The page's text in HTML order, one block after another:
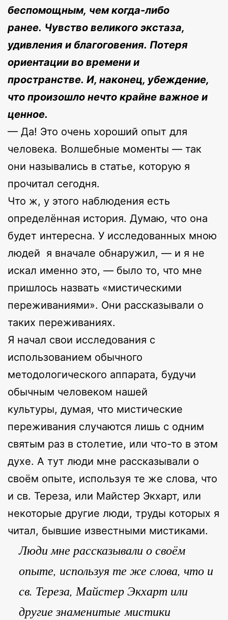
беспомощным, чем когда-либо
ранее. Чувство великого экстаза,
удивления и благоговения. Потеря
ориентации во времени и
пространстве. И, наконец, убеждение,
что произошло нечто крайне важное и
ценное.
— Да! Это очень хороший опыт для
человека. Волшебные моменты — так
они назывались в статье, которую я
прочитал сегодня.
Что ж, у этого наблюдения есть
определённая история. Думаю, что она
будет интересна. У исследованных мною
людей я вначале обнаружил, — и я не
искал именно это, — было то, что мне
пришлось назвать «мистическими
переживаниями». Они рассказывали о
таких переживаниях.
Я начал свои исследования с
использованием обычного
методологического аппарата, будучи
обычным человеком нашей
культуры, думая, что мистические
переживания случаются лишь с одним
святым раз в столетие, или что-то в этом
духе. А тут люди мне рассказывали о
своём опыте, используя те же слова, что
и св. Тереза, или Майстер Экхарт, или
некоторые другие люди, труды которых я
читал, бывшие известными мистиками.
Люди мне рассказывали о своём
опыте, используя те же слова, что и
св. Тереза, Майстер Экхарт или
другие знаменитые мистики